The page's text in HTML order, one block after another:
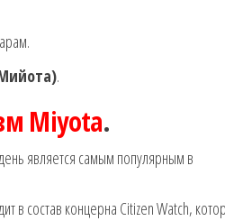
.
Miyota.
является самым популярным в
в состав концерна Citizen Watch,